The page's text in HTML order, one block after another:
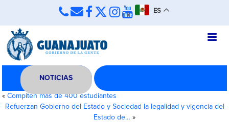
ES
NOTICIAS
«Compiten más de 400 estudiantes
Refuerzan Gobierno del Estado y Sociedad la legalidad y vigencia del
Estado de… »